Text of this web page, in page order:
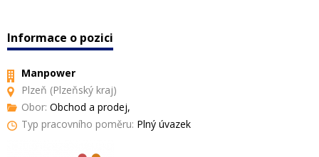
Informace o pozici
Manpower
Plzeň (Plzeňský kraj)
Obor: Obchod a prodej,
Typ pracovního poměru: Plný úvazek